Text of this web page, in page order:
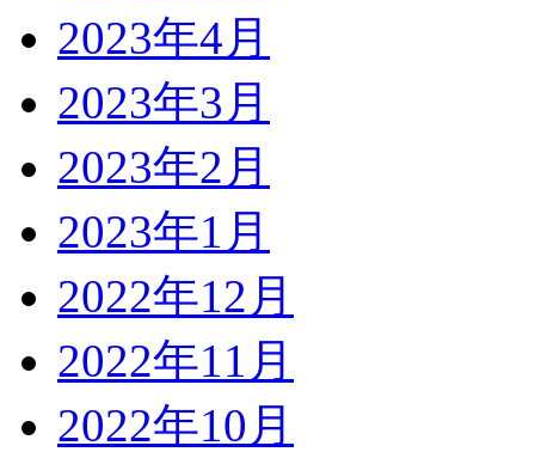
2023年4月
2023年3月
2023年2月
2023年1月
2022年12月
2022年11月
2022年10月